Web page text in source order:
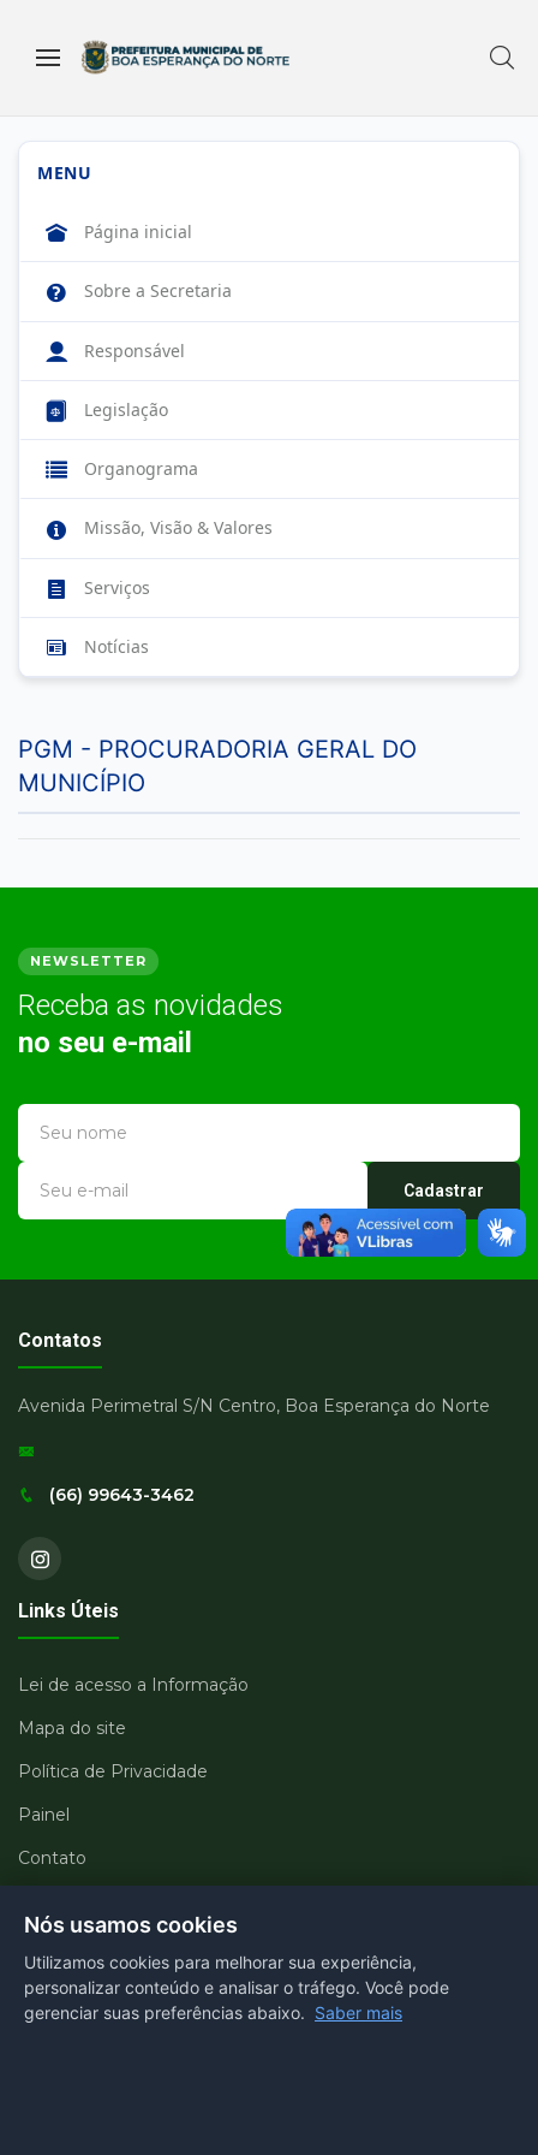
MENU
Página inicial
Sobre a Secretaria
Responsável
Legislação
Organograma
Missão, Visão & Valores
Serviços
Notícias
PGM - PROCURADORIA GERAL DO
MUNICÍPIO
NEWSLETTER
Receba as novidades
no seu e-mail
Cadastrar
Contatos
Avenida Perimetral S/N Centro, Boa Esperança do Norte
(66) 99643-3462
Links Úteis
Lei de acesso a Informação
Mapa do site
Política de Privacidade
Painel
Contato
Departamentos
Portal transparência
E-SIC
Nós usamos cookies
Utilizamos cookies para melhorar sua experiência,
personalizar conteúdo e analisar o tráfego. Você pode
gerenciar suas preferências abaixo. Saber mais